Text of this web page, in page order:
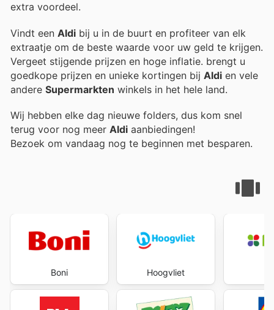
extra voordeel.
Vindt een Aldi bij u in de buurt en profiteer van elk
extraatje om de beste waarde voor uw geld te krijgen.
Vergeet stijgende prijzen en hoge inflatie. brengt u
goedkope prijzen en unieke kortingen bij Aldi en vele
andere Supermarkten winkels in het hele land.
Wij hebben elke dag nieuwe folders, dus kom snel
terug voor nog meer Aldi aanbiedingen!
Bezoek om vandaag nog te beginnen met besparen.
Boni Hoogvliet